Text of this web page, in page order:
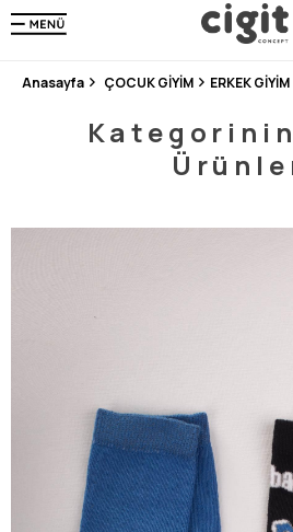
250.000'DEN FAZLA DEĞERLENDİRMEDE 5
3 MİLYONDAN FAZLA MUTLU MÜŞTERİ
Anasayfa ÇOCUK GİYİM ERKEK GİYİM